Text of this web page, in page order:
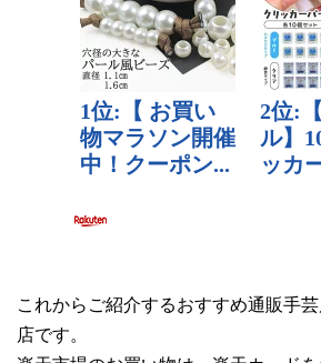
これからご紹介するおすすめ通販手
店です。